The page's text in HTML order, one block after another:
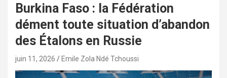
Burkina Faso : la Fédération
dément toute situation d’abandon
des Étalons en Russie
juin 11, 2026 Emile Zola Ndé Tchoussi